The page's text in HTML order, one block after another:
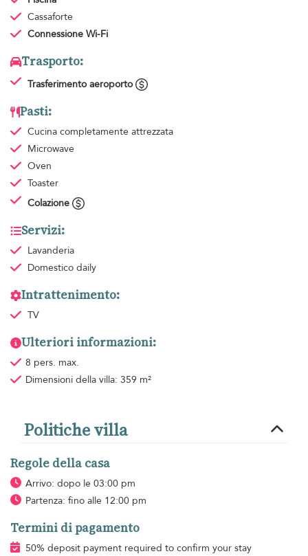
Cassaforte
Connessione Wi-Fi
Trasporto:
Trasferimento aeroporto
Pasti:
Cucina completamente attrezzata
Microwave
Oven
Toaster
Colazione
Servizi:
Lavanderia
Domestico daily
Intrattenimento:
TV
Ulteriori informazioni:
8 pers. max.
Dimensioni della villa: 359 m²
Politiche villa
Regole della casa
Arrivo: dopo le 03:00 pm
Partenza: fino alle 12:00 pm
Termini di pagamento
50% deposit payment required to confirm your stay